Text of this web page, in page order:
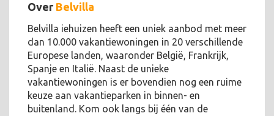
Over Belvilla
Belvilla iehuizen heeft een uniek aanbod met meer
dan 10.000 vakantiewoningen in 20 verschillende
Europese landen, waaronder België, Frankrijk,
Spanje en Italië. Naast de unieke
vakantiewoningen is er bovendien nog een ruime
keuze aan vakantieparken in binnen- en
buitenland. Kom ook langs bij één van de